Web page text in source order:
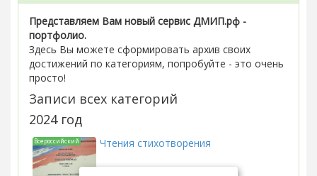
Представляем Вам новый сервис ДМИП.рф -
портфолио.
Здесь Вы можете сформировать архив своих
достижений по категориям, попробуйте - это очень
просто!
Записи всех категорий
2024 год
Всероссийский Чтения стихотворения